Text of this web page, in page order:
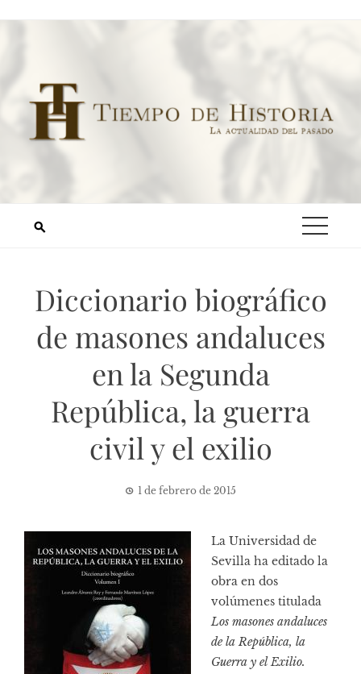
Diccionario biográfico
de masones andaluces
en la Segunda
República, la guerra
civil y el exilio
1 de febrero de 2015
La Universidad de
Sevilla ha editado la
obra en dos
volúmenes titulada
Los masones andaluces
de la República, la
Guerra y el Exilio.